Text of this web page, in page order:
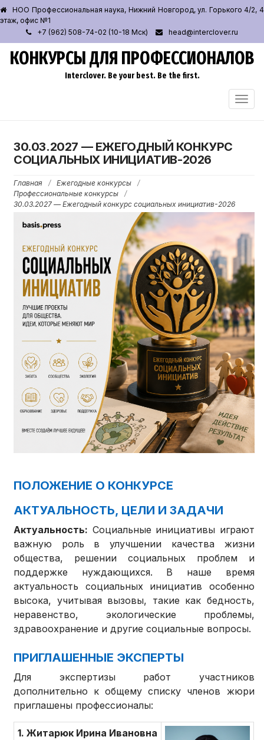
НОО Профессиональная наука, Нижний Новгород, ул. Горького 4/2, 4
этаж, офис №1
+7 (962) 508-74-02 (10-18 Мск)
head@interclover.ru
КОНКУРСЫ ДЛЯ ПРОФЕССИОНАЛОВ
Interclover. Be your best. Be the first.
30.03.2027 — ЕЖЕГОДНЫЙ КОНКУРС
СОЦИАЛЬНЫХ ИНИЦИАТИВ-2026
Главная / Ежегодные конкурсы
/
Профессиональные конкурсы
/
30.03.2027 — Ежегодный конкурс социальных инициатив-2026
ПОЛОЖЕНИЕ О КОНКУРСЕ
АКТУАЛЬНОСТЬ, ЦЕЛИ И ЗАДАЧИ
Актуальность: Социальные инициативы играют
важную роль в улучшении качества жизни
общества, решении социальных проблем и
поддержке нуждающихся. В наше время
актуальность социальных инициатив особенно
высока, учитывая вызовы, такие как бедность,
неравенство, экологические проблемы,
здравоохранение и другие социальные вопросы.
ПРИГЛАШЕННЫЕ ЭКСПЕРТЫ
Для экспертизы работ участников
дополнительно к общему списку членов жюри
приглашены профессионалы:
1. Житарюк Ирина Ивановна